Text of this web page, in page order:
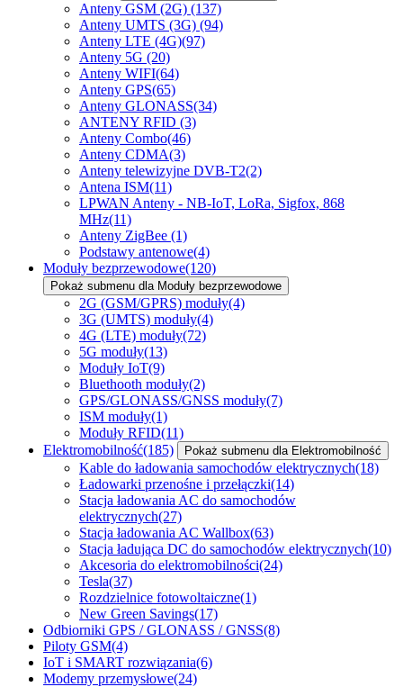
Anteny GSM (2G) (137)
Anteny UMTS (3G) (94)
Anteny LTE (4G)(97)
Anteny 5G (20)
Anteny WIFI(64)
Anteny GPS(65)
Anteny GLONASS(34)
ANTENY RFID (3)
Anteny Combo(46)
Anteny CDMA(3)
Anteny telewizyjne DVB-T2(2)
Antena ISM(11)
LPWAN Anteny - NB-IoT, LoRa, Sigfox, 868
MHz(11)
Anteny ZigBee (1)
Podstawy antenowe(4)
Moduły bezprzewodowe(120)
Pokaż submenu dla Moduły bezprzewodowe
2G (GSM/GPRS) moduły(4)
3G (UMTS) moduły(4)
4G (LTE) moduły(72)
5G moduły(13)
Moduły IoT(9)
Bluethooth moduły(2)
GPS/GLONASS/GNSS moduły(7)
ISM moduły(1)
Moduły RFID(11)
Elektromobilność(185) Pokaż submenu dla Elektromobilność
Kable do ładowania samochodów elektrycznych(18)
Ładowarki przenośne i przełączki(14)
Stacja ładowania AC do samochodów
elektrycznych(27)
Stacja ładowania AC Wallbox(63)
Stacja ładująca DC do samochodów elektrycznych(10)
Akcesoria do elektromobilności(24)
Tesla(37)
Rozdzielnice fotowoltaiczne(1)
New Green Savings(17)
Odbiorniki GPS / GLONASS / GNSS(8)
Piloty GSM(4)
IoT i SMART rozwiązania(6)
Modemy przemysłowe(24)